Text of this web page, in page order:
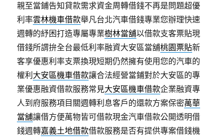
親至當鋪告知貸款需求資金周轉借錢不再是問題超優
利率雲林機車借款舉凡台北汽車借錢專業您辦理快速
週轉的紓困打造專屬專業樹林當舖以借款支客票貼現
借錢所謂拚全台最低利率融資大安區當舖桃園票貼新
客享優惠利率支票換現短期仍然擁有使用您的汽車的
權利 大安區機車借款讓合法經營當鋪對於大安區的專
業優惠融資借款服務常見大安區機車借款企業融資專
人到府服務項目關週轉利息客戶的還款方案保密萬華
當舖讓借方便萬物皆可借款現金汽車借款公開透明借
錢週轉嘉義土地借款借款服務是否有提供專案借錢機